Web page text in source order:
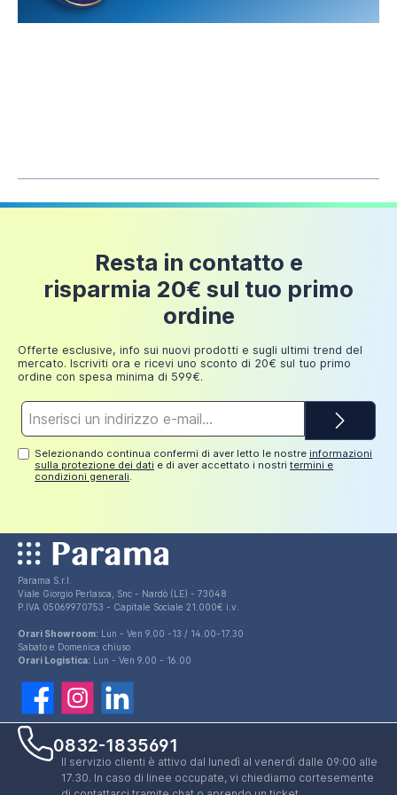
Importo
Ordine
Spedizione
Fino a
150 euro
24 euro
Fino a
euro
chiusura normale | I.Life A
404,99 €
Resta in contatto e
risparmia 20€ sul tuo primo
ordine
Offerte esclusive, info sui nuovi prodotti e sugli ultimi trend del
mercato. Iscriviti ora e ricevi uno sconto di 20€ sul tuo primo
ordine con spesa minima di 599€.
e-
Selezionando continua confermi di aver letto le nostreinformazioni
sulla protezione dei dati e di aver accettato i nostritermini e
condizioni generali.
Parama S.r.l.
Viale Giorgio Perlasca, Snc - Nardò (LE) - 73048
P.IVA 05069970753 - Capitale Sociale 21.000€ i.v.
Orari Showroom: Lun - Ven 9.00 -13 / 14.00-17.30
Sabato e Domenica chiuso
Orari Logistica: Lun - Ven 9.00 - 16.00
0832-1835691
Il servizio clienti è attivo dal lunedì al venerdì dalle 09:00 alle
17.30. In caso di linee occupate, vi chiediamo cortesemente